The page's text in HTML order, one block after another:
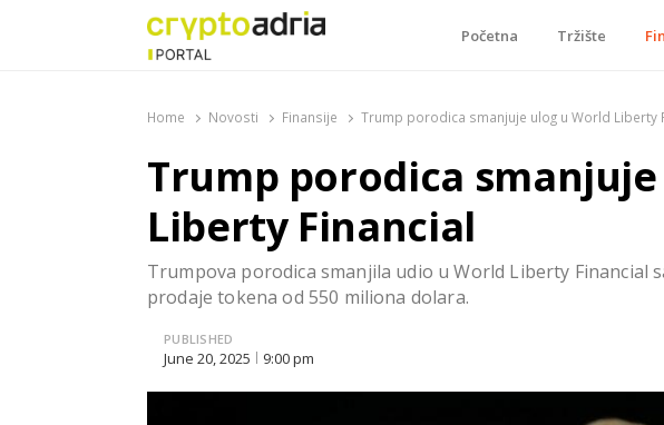
Početna Tržište
Home Novosti Finansije Trump porodica smanjuje ulog u World Liberty
Trump porodica
Liberty Financial
Trumpova porodica smanjila udio u World Liberty Financial
prodaje tokena od 550 miliona dolara.
PUBLISHED
June 20, 2025 9:00 pm